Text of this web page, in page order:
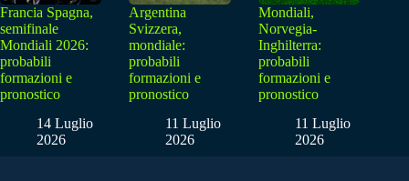
Francia Spagna,
semifinale
Mondiali 2026:
probabili
formazioni e
pronostico
14 Luglio
2026
Argentina
Svizzera,
mondiale:
probabili
formazioni e
pronostico
11 Luglio
2026
Mondiali,
Norvegia-
Inghilterra:
probabili
formazioni e
pronostico
11 Luglio
2026